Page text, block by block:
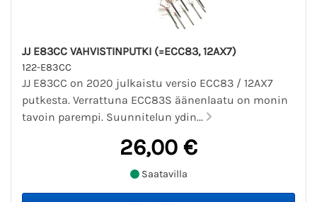
JJ E83CC VAHVISTINPUTKI (=ECC83, 12AX7)
122-E83CC
JJ E83CC on 2020 julkaistu versio ECC83 / 12AX7
putkesta. Verrattuna ECC83S äänenlaatu on monin
tavoin parempi. Suunnitelun ydin...
26,00 €
Saatavilla